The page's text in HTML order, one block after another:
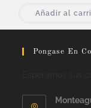
Añadir al
Pongase En